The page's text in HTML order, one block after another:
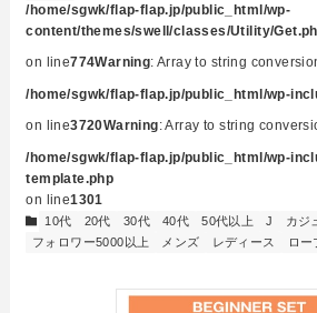
/home/sgwk/flap-flap.jp/public_html/wp-
content/themes/swell/classes/Utility/
on line774Warning: Array to string
/home/sgwk/flap-flap.jp/public_html/wp-
on line3720Warning: Array to string
/home/sgwk/flap-flap.jp/public_html/wp-
template.php
on line1301
10代 20代 30代 40代 50代以上 J カジ
フォロワー5000以上
メンズ レディース ロー